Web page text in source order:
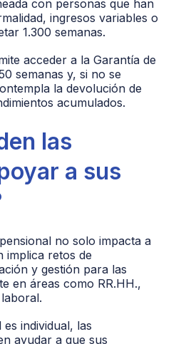
con personas que han
ingresos variables o
1.300 semanas.
acceder a la Garantía de
semanas y, si no se
la devolución de
acumulados.
las
a sus
no solo impacta a
implica retos de
y gestión para las
en áreas como RR.HH.,
individual, las
ayudar a que sus